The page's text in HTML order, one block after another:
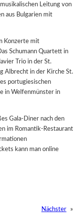
Leitung von
aus Bulgarien mit
Konzerte mit
Schumann Quartett in
Trio in der St.
Albrecht in der Kirche St.
portugiesischen
in Welfenmünster in
Gala-Diner nach den
im Romantik-Restaurant
kann man online
Nächster »